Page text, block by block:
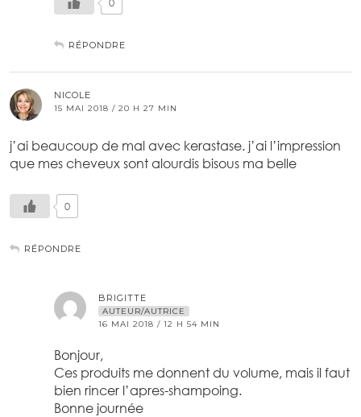
RÉPONDRE
NICOLE
15 MAI 2018 / 20 H 27 MIN
j’ai beaucoup de mal avec kerastase. j’ai l’impression
que mes cheveux sont alourdis bisous ma belle
0
RÉPONDRE
BRIGITTE
AUTEUR/AUTRICE
16 MAI 2018 / 12 H 54 MIN
Bonjour,
Ces produits me donnent du volume, mais il faut
bien rincer l’apres-shampoing.
Bonne journée